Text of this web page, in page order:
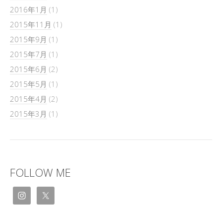
2016年1月 (1)
2015年11月 (1)
2015年9月 (1)
2015年7月 (1)
2015年6月 (2)
2015年5月 (1)
2015年4月 (2)
2015年3月 (1)
FOLLOW ME